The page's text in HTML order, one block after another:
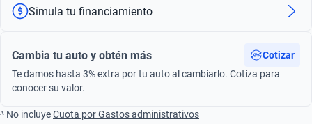
Simula tu financiamiento
Cambia tu auto y obtén más
Cotizar
Te damos hasta 3% extra por tu auto al cambiarlo. Cotiza para
conocer su valor.
ᴬ No incluyeCuota por Gastos administrativos